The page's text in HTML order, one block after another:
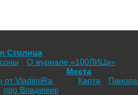
Столица
О журнале «100ЛИЦа»
от VladimiRа
Места
Карта
про Владимир